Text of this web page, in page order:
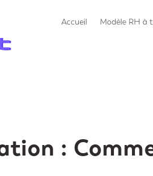
Accueil Modèle RH à
: